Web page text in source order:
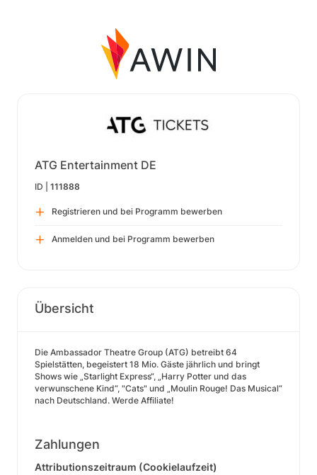
ATG Entertainment DE
ID | 111888
Registrieren und bei Programm bewerben
Anmelden und bei Programm bewerben
Übersicht
Die Ambassador Theatre Group (ATG) betreibt 64
Spielstätten, begeistert 18 Mio. Gäste jährlich und bringt
Shows wie „Starlight Express“, „Harry Potter und das
verwunschene Kind“, "Cats" und „Moulin Rouge! Das Musical“
nach Deutschland. Werde Affiliate!
Zahlungen
Attributionszeitraum (Cookielaufzeit)